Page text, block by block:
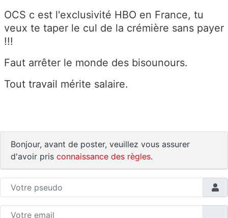
OCS c est l'exclusivité HBO en France, tu
veux te taper le cul de la crémière sans payer
!!!
Faut arrêter le monde des bisounours.
Tout travail mérite salaire.
Bonjour, avant de poster, veuillez vous assurer
d'avoir pris connaissance des règles.